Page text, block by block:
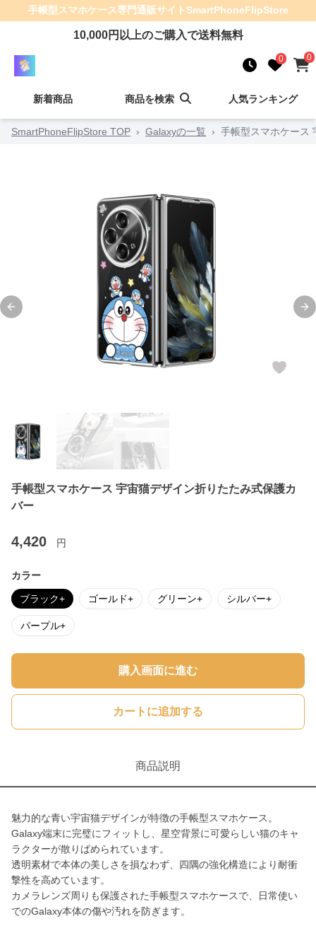
手帳型スマホケース専門通販サイトSmartPhoneFlipStore
10,000円以上のご購入で送料無料
0 0
新着商品 商品を検索 人気ランキング
SmartPhoneFlipStore TOP › Galaxyの一覧 › 手帳型スマホケース
Previous slide
手帳型スマホケース 宇宙猫デザイン折りたたみ式保護カ
バー
4,420 円
カラー
ブラック+ ゴールド+ グリーン+ シルバー+
パープル+
購入画面に進む
カートに追加する
商品説明
魅力的な青い宇宙猫デザインが特徴の手帳型スマホケース。
Galaxy端末に完璧にフィットし、星空背景に可愛らしい猫のキャ
ラクターが散りばめられています。
透明素材で本体の美しさを損なわず、四隅の強化構造により耐衝
撃性を高めています。
カメラレンズ周りも保護された手帳型スマホケースで、日常使い
でのGalaxy本体の傷や汚れを防ぎます。